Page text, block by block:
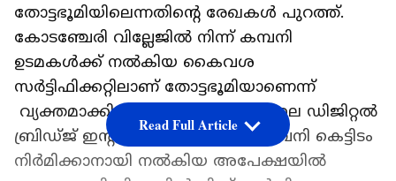
തോട്ടഭൂമിയിലെന്നതിന്‍റെ രേഖകള്‍ പുറത്ത്.
കോടഞ്ചേരി വില്ലേജില്‍ നിന്ന് കമ്പനി
ഉടമകള്‍ക്ക് നല്‍കിയ കൈവശ
സര്‍ട്ടിഫിക്കറ്റിലാണ് തോട്ടഭൂമിയാണെന്ന്
വ്യക്തമാക്കിയത്. നോളജ് സിറ്റിയിലെ ഡിജിറ്റല്‍
ബ്രിഡ്ജ് ഇന്‍റര്‍നാഷണല്‍ എന്ന കമ്പനി കെട്ടിടം
നിര്‍മിക്കാനായി നല്‍കിയ അപേക്ഷയില്‍
Read Full Article